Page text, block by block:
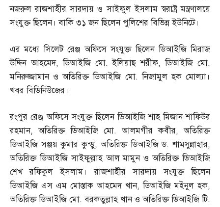
নজরুল রাজশাহীর সারদায় ও সাইফুল ইসলাম স্বরাষ্ট্র মন্ত্রণালয়ে
সংযুক্ত ছিলেন। বাকি ৩১ জন ছিলেন পুলিশের বিভিন্ন ইউনিটে।
এর মধ্যে সিলেট রেঞ্জ অফিসে সংযুক্ত ছিলেন ডিআইজি মিরাজ
উদ্দিন আহমেদ,ডিআইজি মো.ইলিয়াছ শরীফ,ডিআইজি মো.
মনিরুজ্জামান ও অতিরিক্ত ডিআইজি মো.নিজামুল হক মোল্যা।
খবর বিডিনিউজের।
রংপুর রেঞ্জ অফিসে সংযুক্ত ছিলেন ডিআইজি শাহ মিজান শাফিউর
রহমান,অতিরিক্ত ডিআইজি মো.আলমগীর কবীর,অতিরিক্ত
ডিআইজি সঞ্জয় কুমার কুন্ডু,অতিরিক্ত ডিআইজি ড.শামসুন্নাহার,
অতিরিক্ত ডিআইজি সাইফুল্লাহ আল মামুন ও অতিরিক্ত ডিআইজি
শেখ রফিকুল ইসলাম। রাজশাহীর সারদায় সংযুক্ত ছিলেন
ডিআইজি এস এম মোস্তাক আহমেদ খান,ডিআইজি মইনুল হক,
অতিরিক্ত ডিআইজি মো.বরকতুল্লাহ খান ও অতিরিক্ত ডিআইজি টি.